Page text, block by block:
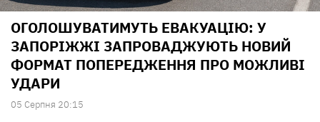
ОГОЛОШУВАТИМУТЬ ЕВАКУАЦІЮ: У
ЗАПОРІЖЖІ ЗАПРОВАДЖУЮТЬ НОВИЙ
ФОРМАТ ПОПЕРЕДЖЕННЯ ПРО МОЖЛИВІ
УДАРИ
05 Серпня 20:15